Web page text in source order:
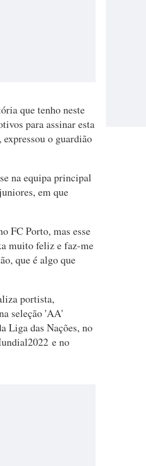
que tenho neste
para assinar esta
o guardião
na equipa principal
em que
FC Porto, mas esse
muito feliz e faz-me
que é algo que
portista,
seleção 'AA'
Liga das Nações, no
e no